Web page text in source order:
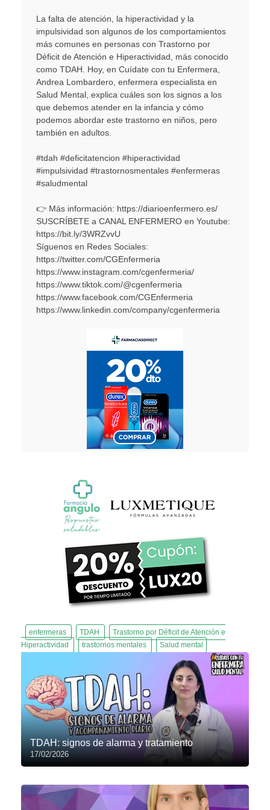
La falta de atención, la hiperactividad y la
impulsividad son algunos de los comportamientos
más comunes en personas con Trastorno por
Déficit de Atención e Hiperactividad, más conocido
como TDAH. Hoy, en Cuídate con tu Enfermera,
Andrea Lombardero, enfermera especialista en
Salud Mental, explica cuáles son los signos a los
que debemos atender en la infancia y cómo
podemos abordar este trastorno en niños, pero
también en adultos.
#tdah #deficitatencion #hiperactividad
#impulsividad #trastornosmentales #enfermeras
#saludmental
👉 Más información: https://diarioenfermero.es/
SUSCRÍBETE a CANAL ENFERMERO en Youtube:
https://bit.ly/3WRZvvU
Síguenos en Redes Sociales:
https://twitter.com/CGEnfermeria
https://www.instagram.com/cgenfermeria/
https://www.tiktok.com/@cgenfermeria
https://www.facebook.com/CGEnfermeria
https://www.linkedin.com/company/cgenfermeria
enfermeras TDAH
Trastorno por Déficit de Atención e
Hiperactividad
trastornos mentales Salud mental
TDAH: signos de alarma y tratamiento
17/02/2026